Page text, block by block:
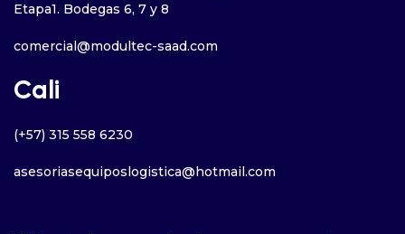
Etapa1. Bodegas 6, 7 y 8
comercial@modultec-saad.com
Cali
(+57) 315 558 6230
asesoriasequiposlogistica@hotmail.com